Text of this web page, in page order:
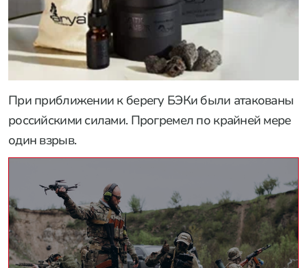
При приближении к берегу БЭКи были атакованы
российскими силами. Прогремел по крайней мере
один взрыв.